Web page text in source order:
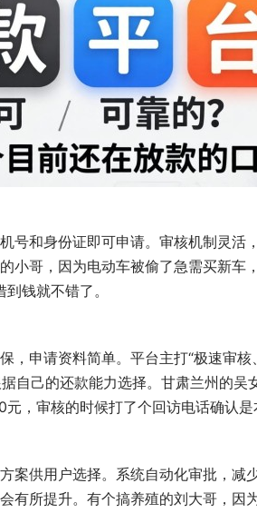
号和身份证即可申请。审核机制灵活
小哥，因为电动车被偷了急需买新车
钱就不错了。
，申请资料简单。平台主打“极速审
自己的还款能力选择。甘肃兰州的吴
，审核的时候打了个回访电话确认是
案供用户选择。系统自动化审批，减
有所提升。有个搞养殖的刘大哥，因